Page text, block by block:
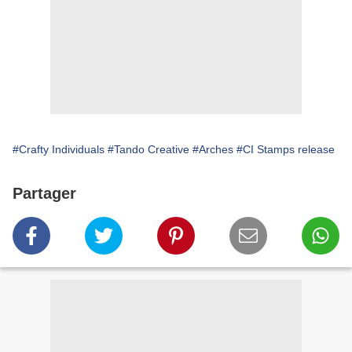
#Crafty Individuals #Tando Creative #Arches #CI Stamps release
Partager